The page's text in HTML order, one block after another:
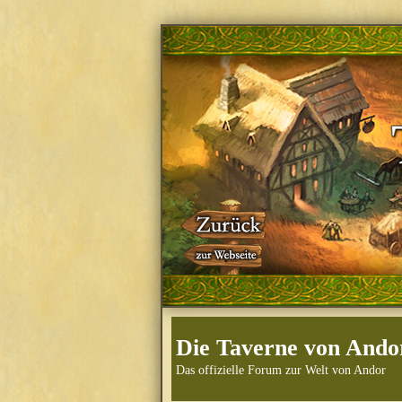
Die Taverne von
Das offizielle Forum zur Welt von Andor